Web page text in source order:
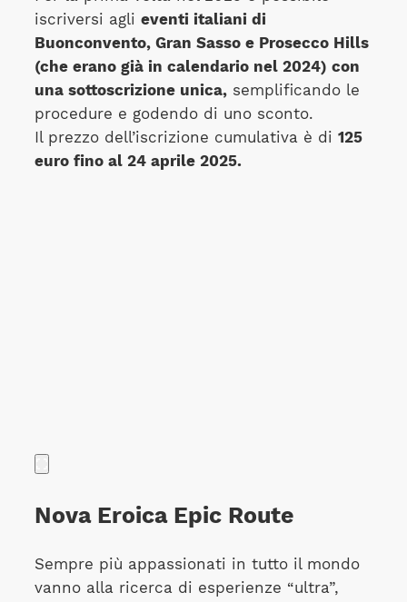
iscriversi agli eventi italiani di
Buonconvento, Gran Sasso e Prosecco Hills
(che erano già in calendario nel 2024) con
una sottoscrizione unica,semplificando le
procedure e godendo di uno sconto.
Il prezzo dell’iscrizione cumulativa è di 125
euro fino al 24 aprile 2025.
Nova Eroica Epic Route
Sempre più appassionati in tutto il mondo
vanno alla ricerca di esperienze “ultra”,